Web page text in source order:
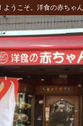
ようこそ。洋食の赤ちゃん